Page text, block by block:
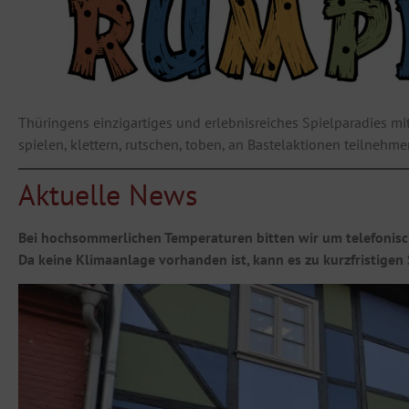
Thüringens einzigartiges und erlebnisreiches Spielparadies
spielen, klettern, rutschen, toben, an Bastelaktionen
Aktuelle News
Bei hochsommerlichen Temperaturen bitten wir um
Da keine Klimaanlage vorhanden ist, kann es zu